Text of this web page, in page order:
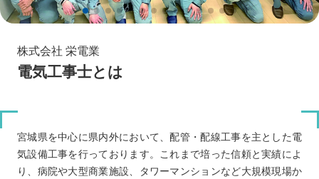
株式会社 栄電業
電気工事士とは
宮城県を中心に県内外において、配管・配線工事を主とした電
気設備工事を行っております。これまで培った信頼と実績によ
り、病院や大型商業施設、タワーマンションなど大規模現場か